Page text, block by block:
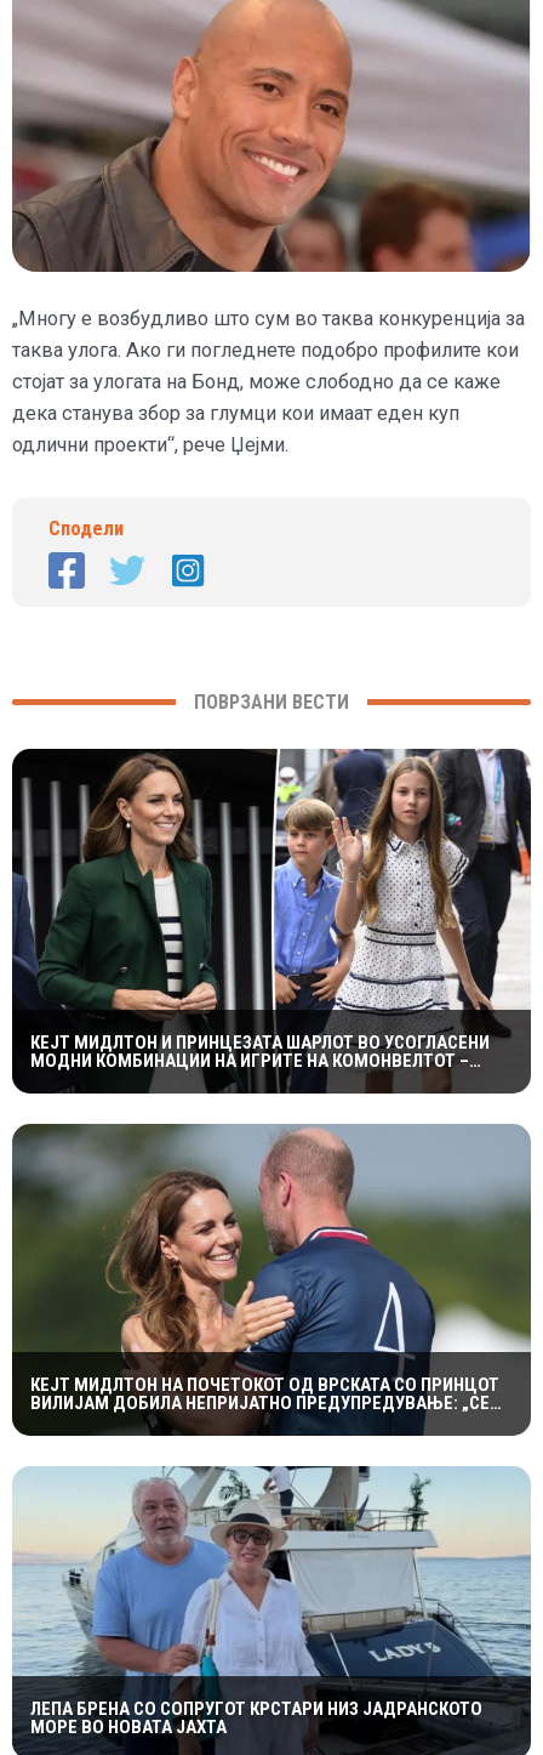
„Многу е возбудливо што сум во таква конкуренција за
таква улога. Ако ги погледнете подобро профилите кои
стојат за улогата на Бонд, може слободно да се каже
дека станува збор за глумци кои имаат еден куп
одлични проекти“, рече Џејми.
Сподели
ПОВРЗАНИ ВЕСТИ
КЕЈТ МИДЛТОН И ПРИНЦЕЗАТА ШАРЛОТ ВО УСОГЛАСЕНИ
МОДНИ КОМБИНАЦИИ НА ИГРИТЕ НА КОМОНВЕЛТОТ –
КРАЛСКОТО СЕМЕЈСТВО ГО ПРИВЛЕЧЕ ЦЕЛОТО ВНИМАНИЕ
КЕЈТ МИДЛТОН НА ПОЧЕТОКОТ ОД ВРСКАТА СО ПРИНЦОТ
ВИЛИЈАМ ДОБИЛА НЕПРИЈАТНО ПРЕДУПРЕДУВАЊЕ: „СЕ
МАЖИШ ВО ПОГРЕШНО СЕМЕЈСТВО“
ЛЕПА БРЕНА СО СОПРУГОТ КРСТАРИ НИЗ ЈАДРАНСКОТО
МОРЕ ВО НОВАТА ЈАХТА